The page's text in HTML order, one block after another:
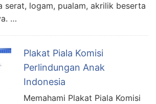
serat, logam, pualam, akrilik beserta
…
Plakat Piala Komisi
Perlindungan Anak
Indonesia
Memahami Plakat Piala Komisi